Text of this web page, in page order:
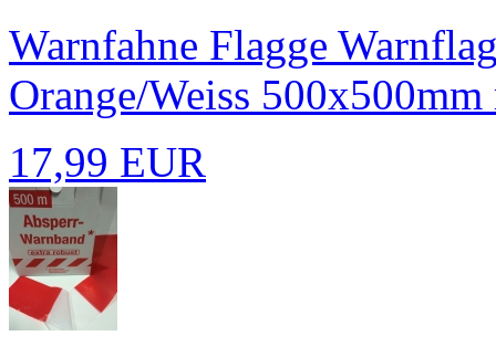
Warnfahne Flagge
Orange/Weiss
17,99 EUR